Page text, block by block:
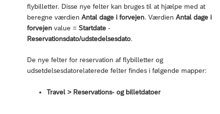
flybilletter. Disse nye felter kan bruges til at hjælpe med at
beregne værdien Antal dage i forvejen. Værdien Antal dage i
forvejen value = Startdate -
Reservationsdato/udstedelsesdato.
De nye felter for reservation af flybilletter og
udsetdelsesdatorelaterede felter findes i følgende mapper:
Travel > Reservations- og billetdatoer